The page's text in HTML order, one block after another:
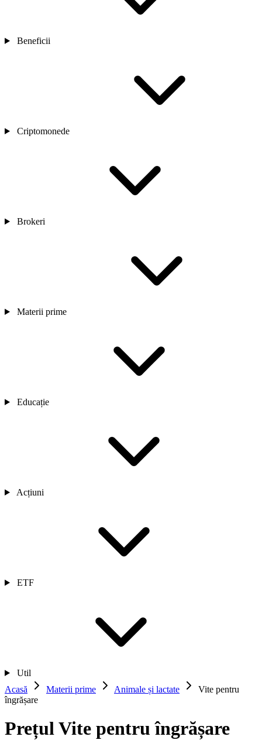
Beneficii
Criptomonede
Brokeri
Materii prime
Educație
Acțiuni
ETF
Util
Acasă
Materii prime Animale și lactate
Vite pentru
îngrășare
Prețul Vite pentru îngrășare